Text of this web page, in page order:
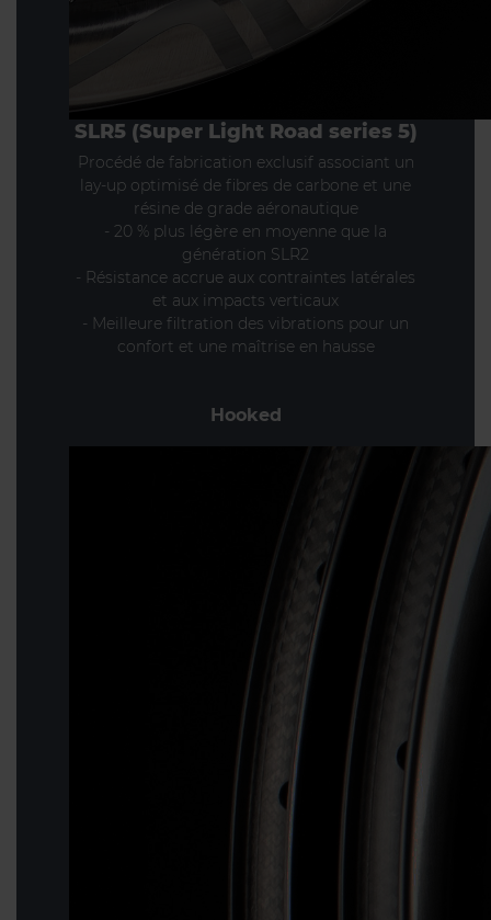
SLR5 (Super Light Road series 5)
Procédé de fabrication exclusif associant un
lay-up optimisé de fibres de carbone et une
résine de grade aéronautique
- 20 % plus légère en moyenne que la
génération SLR2
- Résistance accrue aux contraintes latérales
et aux impacts verticaux
- Meilleure filtration des vibrations pour un
confort et une maîtrise en hausse
Hooked